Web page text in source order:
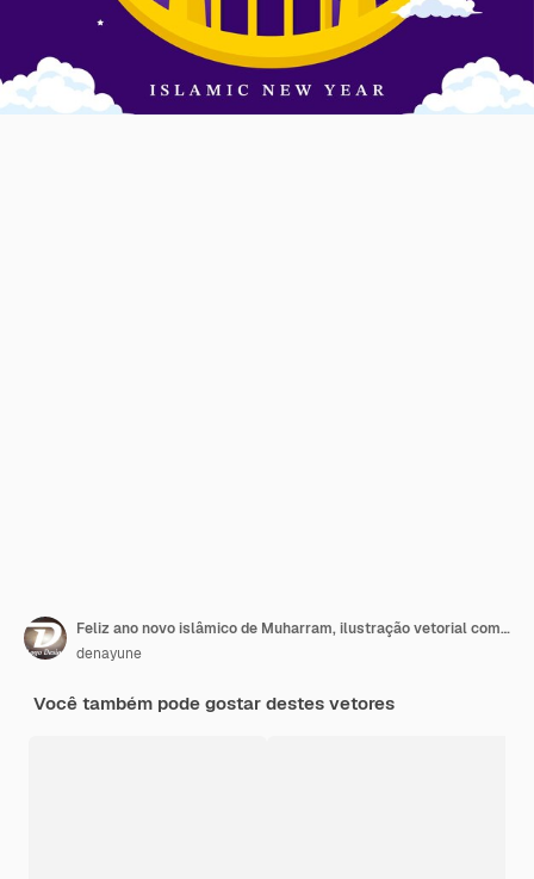
Feliz ano novo islâmico de Muharram, ilustração vetorial com modelos de plano de fundo para crianças muçulmanas
denayune
Você também pode gostar destes vetores